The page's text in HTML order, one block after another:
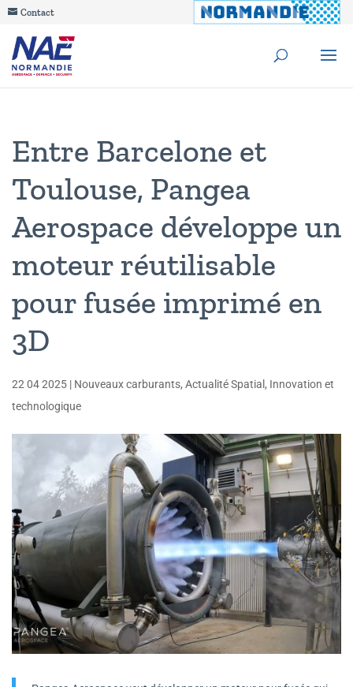
Contact
Entre Barcelone et
Toulouse, Pangea
Aerospace développe un
moteur réutilisable
pour fusée imprimé en
3D
22 04 2025 | Nouveaux carburants, Actualité Spatial , Innovation et
technologique